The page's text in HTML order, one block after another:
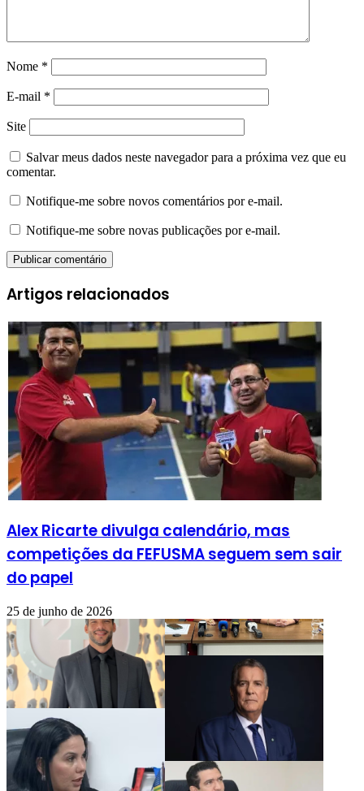
Nome *
E-mail *
Site
Salvar meus dados neste navegador para a próxima vez que eu
comentar.
Notifique-me sobre novos comentários por e-mail.
Notifique-me sobre novas publicações por e-mail.
Artigos relacionados
Alex Ricarte divulga calendário, mas
competições da FEFUSMA seguem sem sair
do papel
25 de junho de 2026